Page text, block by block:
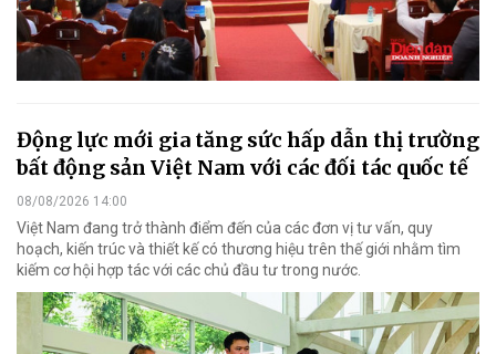
Động lực mới gia tăng sức hấp dẫn thị trường
bất động sản Việt Nam với các đối tác quốc tế
08/08/2026 14:00
Việt Nam đang trở thành điểm đến của các đơn vị tư vấn, quy
hoạch, kiến trúc và thiết kế có thương hiệu trên thế giới nhằm tìm
kiếm cơ hội hợp tác với các chủ đầu tư trong nước.